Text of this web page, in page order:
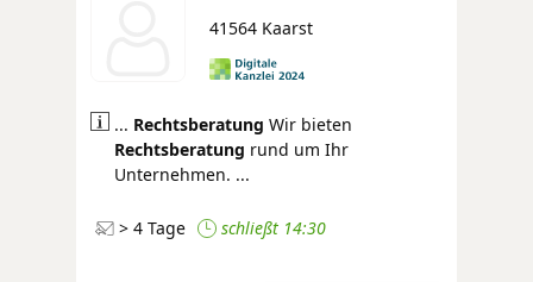
41564 Kaarst
... Rechtsberatung Wir bieten
Rechtsberatung rund um Ihr
Unternehmen. ...
> 4 Tage schließt 14:30